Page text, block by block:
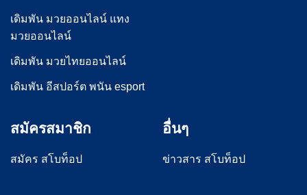
เดิมพัน มวยออนไลน์ แทง
มวยออนไลน์
เดิมพัน มวยไทยออนไลน์
เดิมพัน อีสปอร์ต พนัน esport
สมัครสมาชิก
สมัคร สโบท็อป
อื่นๆ
ข่าวสาร สโบท็อป